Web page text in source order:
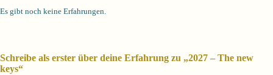
Es gibt noch keine Erfahrungen.
Schreibe als erster über deine Erfahrung zu „2027 – The new
keys“